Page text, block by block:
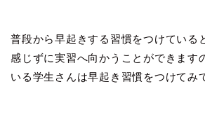
普段から早起きする習慣をつけている
感じずに実習へ向かうことができます
いる学生さんは早起き習慣をつけてみ